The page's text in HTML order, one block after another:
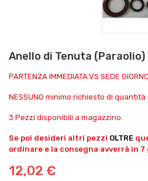
Anello di Tenuta (Paraolio)
PARTENZA IMMEDIATA.VS SEDE
NESSUNO minimo richiesto di quantità
3 Pezzi disponibili a magazzino.
Se poi desideri altri pezzi OLTRE
ordinare e la consegna avverrà in 7
12,02 €